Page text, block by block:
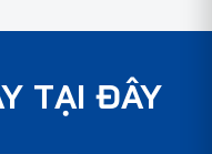
TẠI ĐÂY